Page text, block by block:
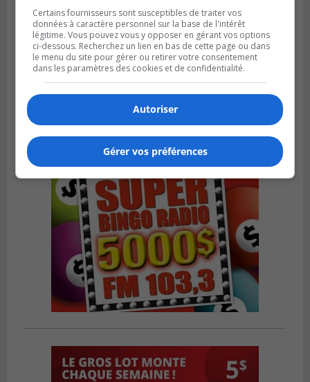
BOUCHERVILLE
Publié le 6 août 2026 à 14h50
Le tube nord du pont-tunnel Louis-
Hippolyte-La Fontaine se dote d’une
nouvelle chaussée
Certains fournisseurs sont susceptibles de traiter vos
données à caractère personnel sur la base de l'intérêt
légitime. Vous pouvez vous y opposer en gérant vos options
ci-dessous. Recherchez un lien en bas de cette page ou dans
le menu du site pour gérer ou retirer votre consentement
dans les paramètres des cookies et de confidentialité.
Autoriser
Gérer vos préférences